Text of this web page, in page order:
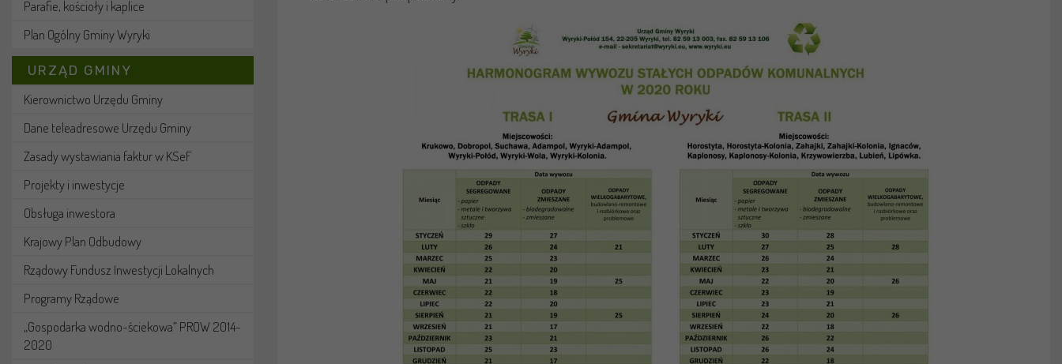
Parafie, kościoły i kaplice
Plan Ogólny Gminy Wyryki
URZĄD GMINY
Kierownictwo Urzędu Gminy
Dane teleadresowe Urzędu Gminy
Zasady wystawiania faktur w KSeF
Projekty i inwestycje
Obsługa inwestora
Krajowy Plan Odbudowy
Rządowy Fundusz Inwestycji Lokalnych
Programy Rządowe
„Gospodarka wodno-ściekowa” PROW 2014-
2020